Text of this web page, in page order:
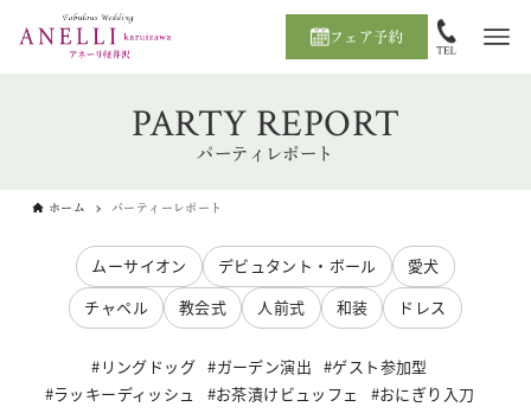
フェア予約
PARTY REPORT
パーティレポート
ホーム パーティーレポート
ムーサイオン デビュタント・ボール
愛犬
チャペル
教会式 人前式 和装 ドレス
リングドッグ ガーデン演出
ゲスト参加型
ラッキーディッシュ
お茶漬けビュッフェ
おにぎり入刀